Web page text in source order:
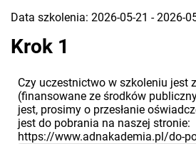
Data szkolenia: 2026-05-21 - 2026-
Krok 1
Czy uczestnictwo w szkoleniu jest
(finansowane ze środków
jest, prosimy o przesłanie
jest do pobrania na naszej stronie:
https://www.adnakademia.pl/do-